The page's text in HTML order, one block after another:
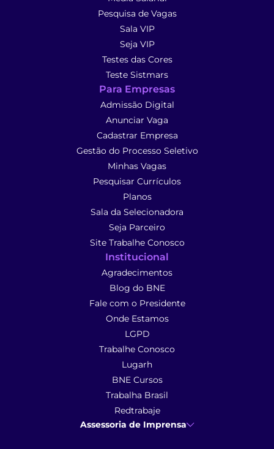
Pesquisa de Vagas
Sala VIP
Seja VIP
Testes das Cores
Teste Sistmars
Para Empresas
Admissão Digital
Anunciar Vaga
Cadastrar Empresa
Gestão do Processo Seletivo
Minhas Vagas
Pesquisar Currículos
Planos
Sala da Selecionadora
Seja Parceiro
Site Trabalhe Conosco
Institucional
Agradecimentos
Blog do BNE
Fale com o Presidente
Onde Estamos
LGPD
Trabalhe Conosco
Lugarh
BNE Cursos
Trabalha Brasil
Redtrabaje
Assessoria de Imprensa